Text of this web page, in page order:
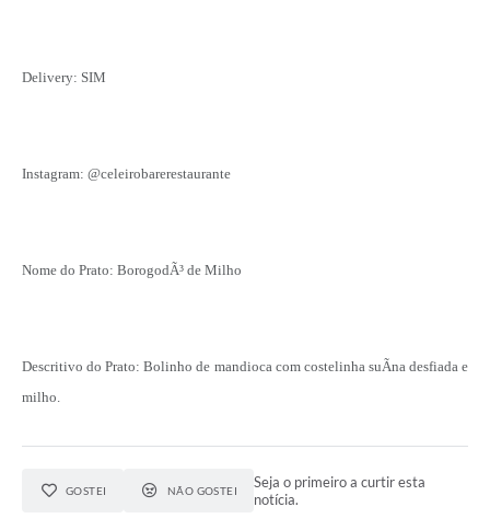
Delivery: SIM
Instagram: @celeirobarerestaurante
Nome do Prato: BorogodÃ³ de Milho
Descritivo do Prato: Bolinho de mandioca com costelinha suÃ­na desfiada e
milho.
GOSTEI NÃO GOSTEI
Seja o primeiro a curtir esta
notícia.